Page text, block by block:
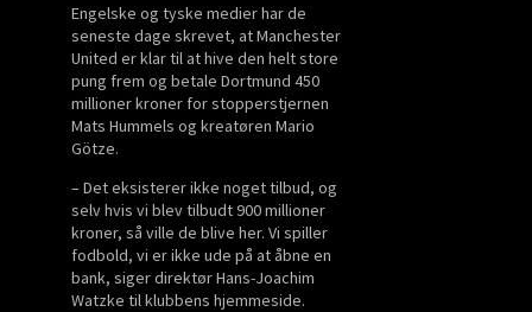
Engelske og tyske medier har de
seneste dage skrevet, at Manchester
United er klar til at hive den helt store
pung frem og betale Dortmund 450
millioner kroner for stopperstjernen
Mats Hummels og kreatøren Mario
Götze.
– Det eksisterer ikke noget tilbud, og
selv hvis vi blev tilbudt 900 millioner
kroner, så ville de blive her. Vi spiller
fodbold, vi er ikke ude på at åbne en
bank, siger direktør Hans-Joachim
Watzke til klubbens hjemmeside.